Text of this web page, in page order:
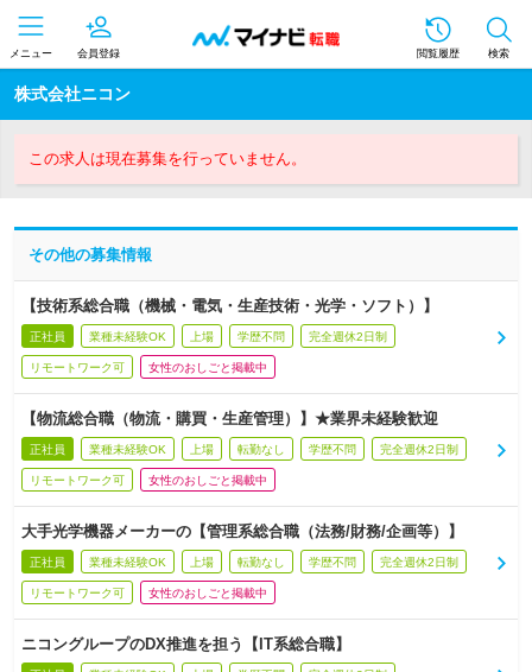
メニュー 会員登録 閲覧履歴 検索
株式会社ニコン
この求人は現在募集を行っていません。
その他の募集情報
【技術系総合職（機械・電気・生産技術・光学・ソフト）】
正社員 業種未経験OK 上場 学歴不問 完全週休2日制
リモートワーク可 女性のおしごと掲載中
【物流総合職（物流・購買・生産管理）】★業界未経験歓迎
正社員 業種未経験OK 上場 転勤なし 学歴不問 完全週休2日制
リモートワーク可 女性のおしごと掲載中
大手光学機器メーカーの【管理系総合職（法務/財務/企画等）】
正社員 業種未経験OK 上場 転勤なし 学歴不問 完全週休2日制
リモートワーク可 女性のおしごと掲載中
ニコングループのDX推進を担う【IT系総合職】